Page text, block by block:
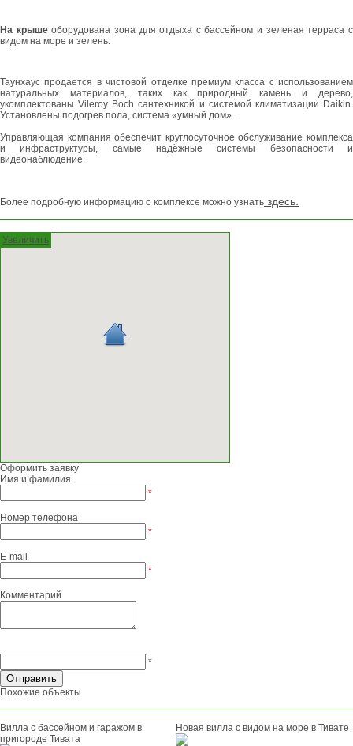
На крышеоборудована зона для отдыха с бассейном и зеленая терраса с
видом на море и зелень.
Таунхаус продается в чистовой отделке премиум класса с использованием
натуральных материалов, таких как природный камень и дерево,
укомплектованы Vileroy Boch сантехникой и системой климатизации Daikin.
Установлены подогрев пола, система «умный дом».
Управляющая компания обеспечит круглосуточное обслуживание комплекса
и инфраструктуры, самые надёжные системы безопасности и
видеонаблюдение.
Более подробную информацию о комплексе можно узнать здесь.
Увеличить
Оформить заявку
Имя и фамилия
*
Номер телефона
*
E-mail
*
Комментарий
*
Похожие объекты
Вилла с бассейном и гаражом в
пригороде Тивата
Новая вилла с видом на море в Тивате